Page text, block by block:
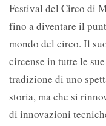
Festival del Circo di
fino a diventare il
mondo del circo. Il
circense in tutte le
tradizione di uno
storia, ma che si
di innovazioni